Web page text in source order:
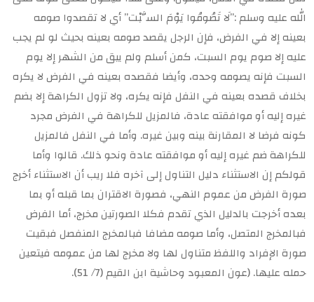
الله عليه وسلم :”لَا تَصُومُوا يَوْمَ السَّبْت” أي لا تقصدوا صومه
بعينه إلا في الفرض، فإن الرجل يقصد صومه بعينه بحيث لو لم يجب
عليه إلا صوم يوم السبت، كمن أسلم ولم يبق من الشهر إلا يوم
السبت فإنه يصومه وحده، وأيضا فقصده بعينه في الفرض لا يكره
بخلاف قصده بعينه في النفل فإنه يكره، ولا تزول الكراهة إلا بضم
غيره إليه أو موافقته عادة، فالمزيل للكراهة في الفرض مجرد
كونه فرضا لا المقارنة بينه وبين غيره. وأما في النفل فالمزيل
للكراهة ضم غيره إليه أو موافقته عادة ونحو ذلك. قالوا وأما
قولكم إن الاستثناء دليل التناول إلى آخره فلا ريب أن الاستثناء أخرج
صورة الفرض من عموم النهي، فصورة الاقتران بما قبله أو بما
بعده أخرجت بالدليل الذي تقدم فكلا الصورتين مخرج، أما الفرض
فبالمخرج المتصل، وأما صومه مضافا فبالمخرج المنفصل فبقيت
صورة الإفراد واللفظ متناول لها ولا مخرج لها من عمومه فيتعين
حمله عليها. (عون المعبود وحاشية ابن القيم (7/ 51).